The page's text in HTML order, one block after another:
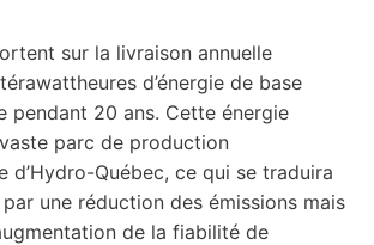
sur la livraison annuelle
d’énergie de base
pendant 20 ans. Cette énergie
parc de production
d’Hydro-Québec, ce qui se traduira
une réduction des émissions mais
de la fiabilité de